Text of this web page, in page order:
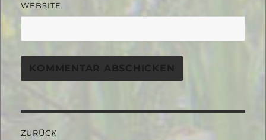
WEBSITE
ZURÜCK